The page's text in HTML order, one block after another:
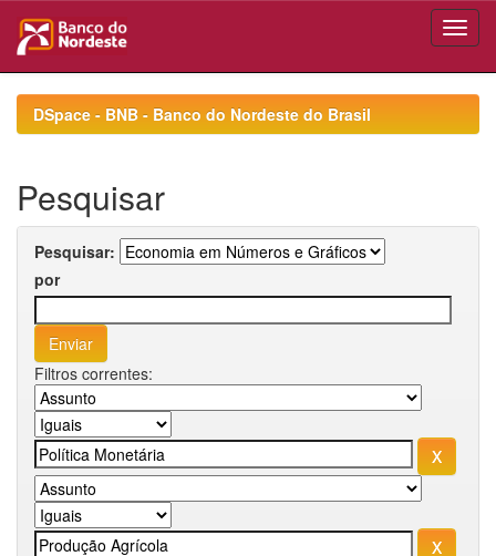
navigationDSpace - BNB - Banco do Nordeste do Brasil
Pesquisar
Pesquisar:
por
Filtros correntes: